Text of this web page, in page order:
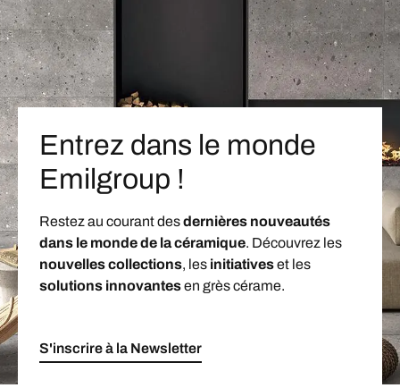
Entrez dans le monde
Emilgroup !
Restez au courant desdernières nouveautés
dans le monde de la céramique. Découvrez les
nouvelles collections, les initiativeset les
solutions innovantesen grès cérame.
S'inscrire à la Newsletter